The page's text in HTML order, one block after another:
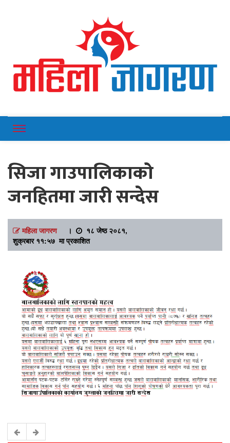
Mahilajagaran
सिजा गाउपालिकाको
जनहितमा जारी सन्देस
महिला जागरण।
१८ जेष्ठ २०८१,
शुक्रबार ११:५७ मा प्रकाशित